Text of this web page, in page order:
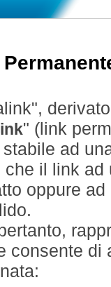
" (link
ad
il link
oppure
consente